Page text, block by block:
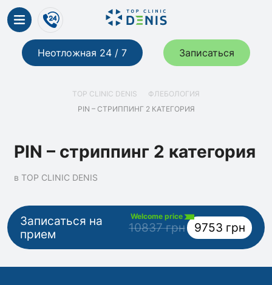
Неотложная 24 / 7 Записаться
TOP CLINIC DENIS
ФЛЕБОЛОГИЯ
PIN – СТРИППИНГ 2 КАТЕГОРИЯ
PIN – стриппинг 2 категория
в TOP CLINIC DENIS
Записаться на
прием
Welcome price
10837 грн 9753 грн